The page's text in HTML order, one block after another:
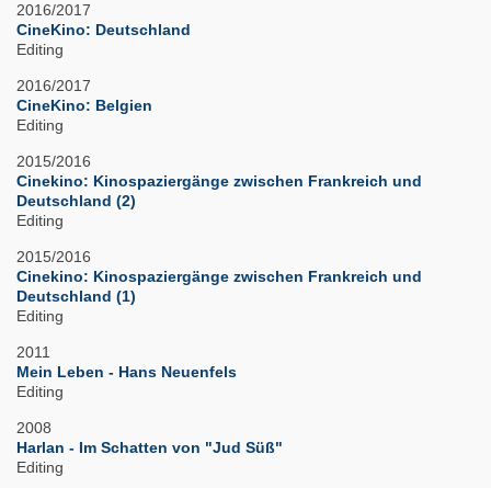
2016/2017
CineKino: Deutschland
Editing
2016/2017
CineKino: Belgien
Editing
2015/2016
Cinekino: Kinospaziergänge zwischen Frankreich und
Deutschland (2)
Editing
2015/2016
Cinekino: Kinospaziergänge zwischen Frankreich und
Deutschland (1)
Editing
2011
Mein Leben - Hans Neuenfels
Editing
2008
Harlan - Im Schatten von "Jud Süß"
Editing